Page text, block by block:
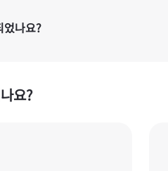
었나요?
요?